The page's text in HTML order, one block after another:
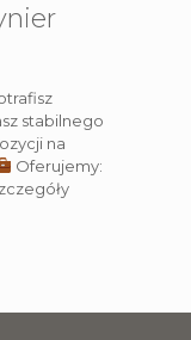
stabilnego
na
Oferujemy: